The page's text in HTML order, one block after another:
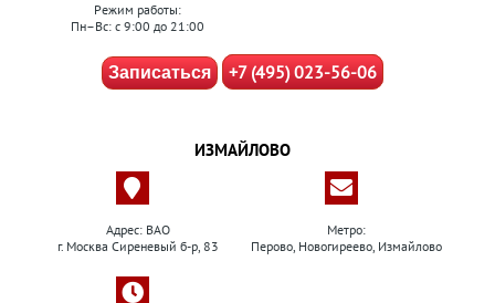
Режим работы:
Пн–Вс: с 9:00 до 21:00
Записаться +7 (495) 023-56-06
ИЗМАЙЛОВО
Адрес: ВАО
г. Москва Сиреневый б-р, 83
Метро:
Перово, Новогиреево, Измайлово